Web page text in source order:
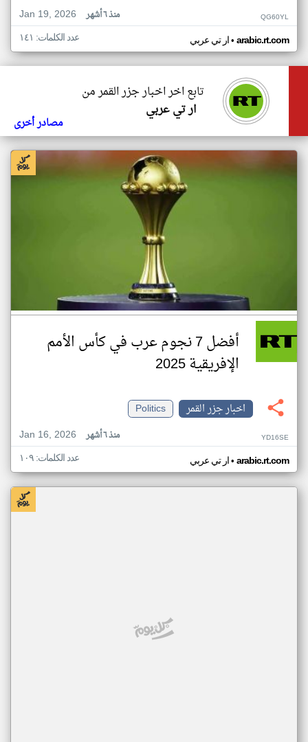
Jan 19, 2026
منذ ٦ أشهر QG60YL
ار تي عربي• arabic.rt.com عدد الكلمات: ١٤١
تابع اخر اخبار جزر القمر من
ار تي عربي
مصادر أخرى
أفضل 7 نجوم عرب في كأس الأمم
الإفريقية 2025
اخبار جزر القمر
Politics
Jan 16, 2026
منذ ٦ أشهر YD16SE
ار تي عربي• arabic.rt.com عدد الكلمات: ١٠٩